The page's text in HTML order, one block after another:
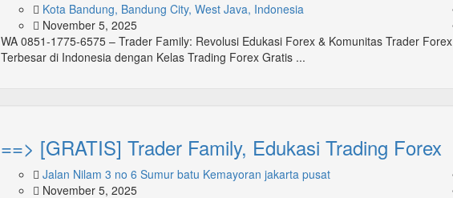
Kota Bandung, Bandung City, West Java, Indonesia
November 5, 2025
WA 0851-1775-6575 – Trader Family: Revolusi Edukasi Forex & Komunitas Trader Forex
Terbesar di Indonesia dengan Kelas Trading Forex Gratis ...
==> [GRATIS] Trader Family, Edukasi Trading Forex
Jalan Nilam 3 no 6 Sumur batu Kemayoran jakarta pusat
November 5, 2025